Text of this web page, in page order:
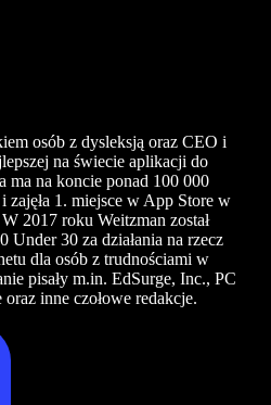
osób z dysleksją oraz CEO i
na świecie aplikacji do
ma na koncie ponad 100 000
1. miejsce w App Store w
2017 roku Weitzman został
30 za działania na rzecz
dla osób z trudnościami w
pisały m.in. EdSurge, Inc., PC
inne czołowe redakcje.